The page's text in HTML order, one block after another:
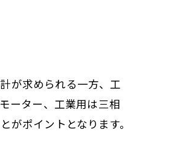
が求められる一方、工
ーター、工業用は三相
ポイントとなります。